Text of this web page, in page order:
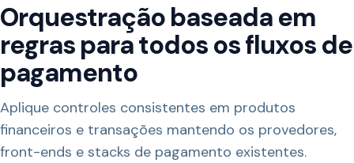
Orquestração baseada em
regras para todos os fluxos de
pagamento
Aplique controles consistentes em produtos
financeiros e transações mantendo os provedores,
front-ends e stacks de pagamento existentes.